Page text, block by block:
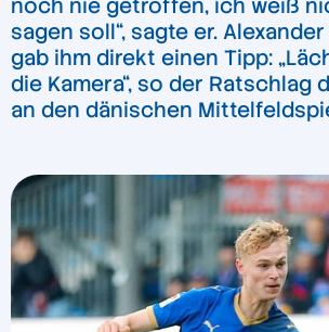
noch nie getroffen, ich weiß
sagen soll“, sagte er.
gab ihm direkt einen Tipp:
die Kamera“, so der Ratschlag
an den dänischen